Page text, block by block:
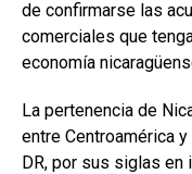
de confirmarse las
comerciales que
economía
La pertenencia de
entre Centroamérica
DR, por sus siglas